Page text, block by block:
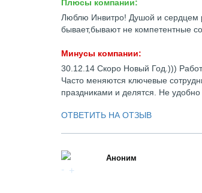
Плюсы компании:
Люблю Инвитро! Душой и сердцем
бывает,бывают не компетентные
Минусы компании:
30.12.14 Скоро Новый Год.)))
Часто меняются ключевые
праздниками и делятся. Не удобно
ОТВЕТИТЬ НА ОТЗЫВ
Аноним